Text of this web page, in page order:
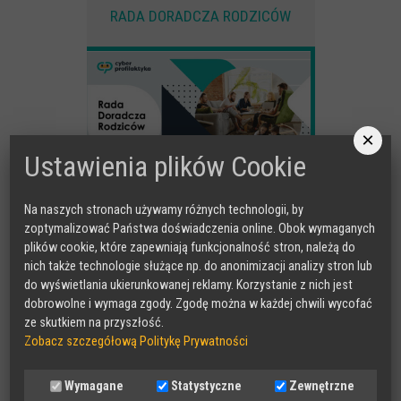
RADA DORADCZA RODZICÓW
×
Ustawienia plików Cookie
Na naszych stronach używamy różnych technologii, by
zoptymalizować Państwa doświadczenia online. Obok wymaganych
plików cookie, które zapewniają funkcjonalność stron, należą do
nich także technologie służące np. do anonimizacji analizy stron lub
do wyświetlania ukierunkowanej reklamy. Korzystanie z nich jest
dobrowolne i wymaga zgody. Zgodę można w każdej chwili wycofać
ze skutkiem na przyszłość.
Zobacz szczegółową Politykę Prywatności
Wymagane Statystyczne Zewnętrzne